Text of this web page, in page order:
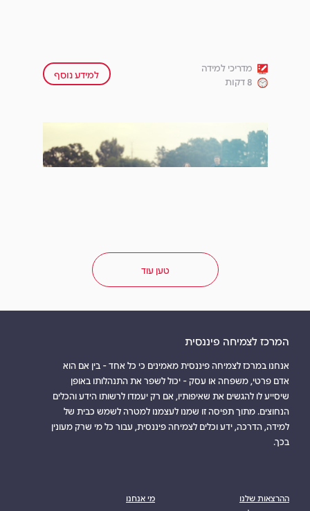
מדריכי למידה
8 דקות
למידע נוסף
להעשיר את הילדים, בלי לרוקן את הארנק
כתבות
שתי דקות
למידע נוסף
טען עוד
המרכז לצמיחה פיננסית
אנחנו במרכז לצמיחה פיננסית מאמינים כי כל אחד - בין אם הוא
אדם פרטי, משפחה או עסק - יכול לשפר את התנהלותו באופן
שיסייע לו להגשים את שאיפותיו, אם רק יעמדו לרשותו הידע והכלים
הנחוצים. מתוך תפיסה זו שמנו לעצמנו למטרה לשמש כבית של
למידה, הדרכה, ידע וכלים לצמיחה פיננסית, עבור כל מי שרק מעונין
בכך.
ההרצאות שלנו
מי אנחנו